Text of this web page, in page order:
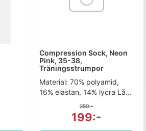
Compression Sock, Neon
Pink, 35-38,
Träningsstrumpor
Material: 70% polyamid,
16% elastan, 14% lycra Lå...
250:-
199:-